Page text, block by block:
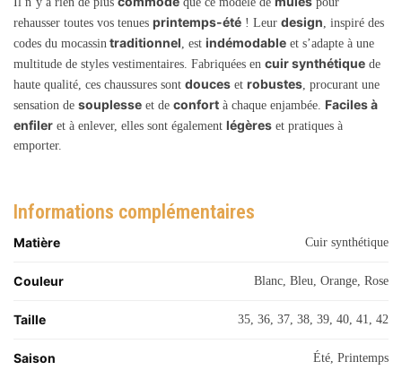
rehausser toutes vos tenues printemps-été ! Leur design , inspiré des
codes du mocassin traditionnel , est indémodable et s’adapte à une
multitude de styles vestimentaires. Fabriquées en cuir synthétique de
haute qualité, ces chaussures sont douces et robustes , procurant une
sensation de souplesse et de confort à chaque enjambée. Faciles à
enfiler et à enlever, elles sont également légères et pratiques à
emporter.
Informations complémentaires
Matière Cuir synthétique
Couleur Blanc, Bleu, Orange, Rose
Taille 35, 36, 37, 38, 39, 40, 41, 42
Saison Été, Printemps